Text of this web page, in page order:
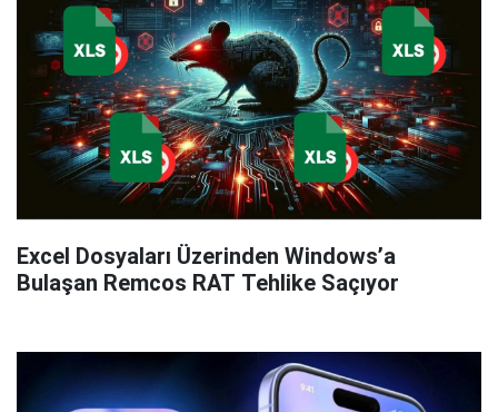
Excel Dosyaları Üzerinden Windows’a
Bulaşan Remcos RAT Tehlike Saçıyor